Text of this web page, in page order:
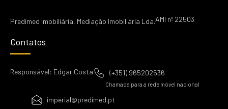
Predimed Imobiliária, Mediação Imobiliária Lda.AMI nº 22503
Contatos
Responsável: Edgar Costa (+351) 965202536
Chamada para a rede móvel nacional
imperial@predimed.pt